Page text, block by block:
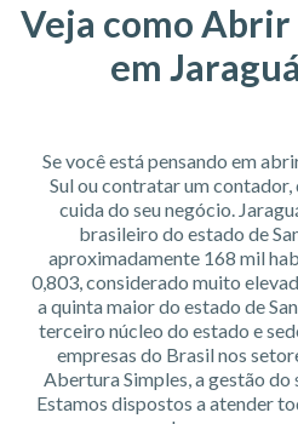
Veja como Abrir
em
Se você está pensando em
Sul ou contratar um contador,
cuida do seu negócio.
brasileiro do estado de
aproximadamente 168 mil
0,803, considerado muito
a quinta maior do estado de
terceiro núcleo do estado e
empresas do Brasil nos
Abertura Simples, a gestão
Estamos dispostos a atender